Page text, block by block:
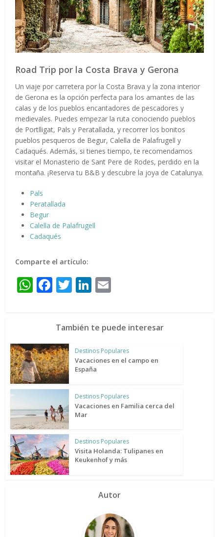
Road Trip por la Costa Brava y Gerona
Un viaje por carretera por la Costa Brava y la zona interior
de Gerona es la opción perfecta para los amantes de las
calas y de los pueblos encantadores de pescadores y
medievales. Puedes empezar la ruta conociendo pueblos
de Portlligat, Pals y Peratallada, y recorrer los bonitos
pueblos pesqueros de Begur, Calella de Palafrugell y
Cadaqués. Además, si tienes tiempo, te recomendamos
visitar el Monasterio de Sant Pere de Rodes, perdido en la
montaña. ¡Reserva tu B&B y descubre la joya de Catalunya.
Pals
Peratallada
Begur
Calella de Palafrugell
Cadaqués
Comparte el artículo:
WhatsApp
Facebook
TwitterLinkedIn
También te puede interesar
Destinos Populares
Vacaciones en el campo en
España
Destinos Populares
Vacaciones en Familia cerca del
Mar
Destinos Populares
Visita Holanda: Tulipanes en
Keukenhof y más
Autor